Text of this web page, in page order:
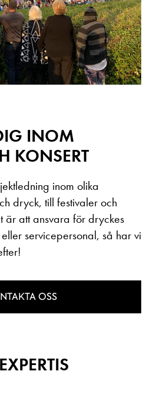
INOM
KONSERT
inom olika
dryck, till festivaler och
är att ansvara för dryckes
servicepersonal, så har vi
OSS